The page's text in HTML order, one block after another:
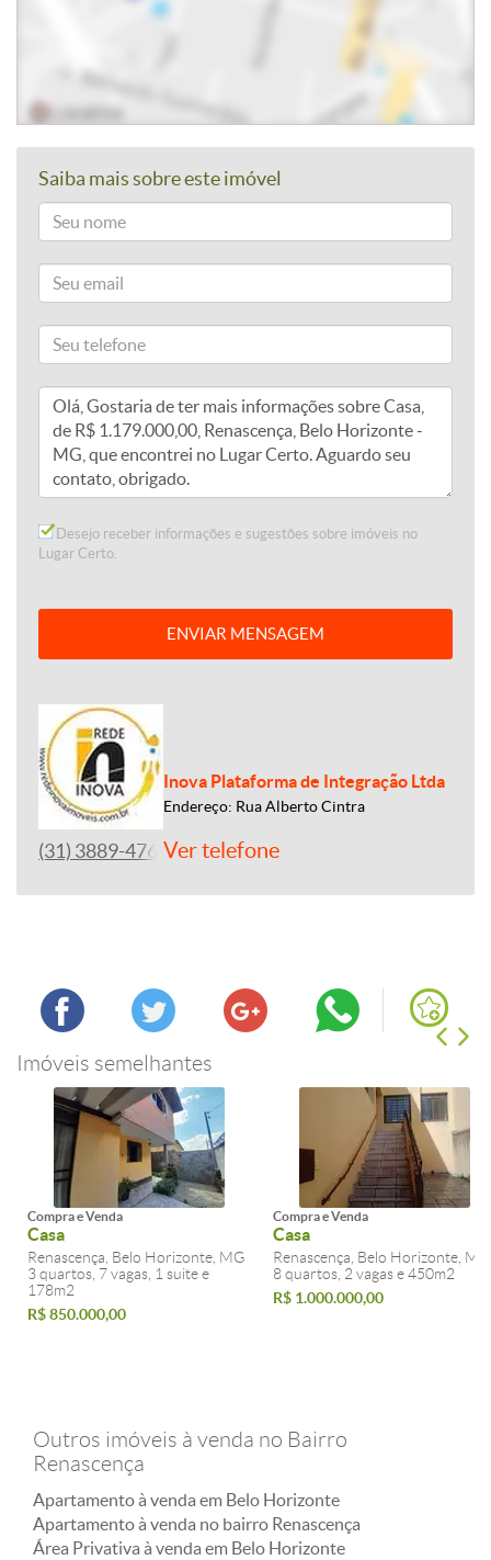
Saiba mais sobre este imóvel
Desejo receber informações e sugestões sobre imóveis no
Lugar Certo.
ENVIAR MENSAGEM
Inova Plataforma de Integração Ltda
Endereço: Rua Alberto Cintra
(31) 3889-4765Ver telefone
Imóveis semelhantes
Compra e Venda
Casa
Renascença, Belo Horizonte, MG
3 quartos, 7 vagas, 1 suite e
178m2
R$ 850.000,00
Compra e Venda
Casa
Renascença, Belo Horizonte, MG
8 quartos, 2 vagas e 450m2
R$ 1.000.000,00
Outros imóveis à venda no Bairro
Renascença
Apartamento à venda em Belo Horizonte
Apartamento à venda no bairro Renascença
Área Privativa à venda em Belo Horizonte